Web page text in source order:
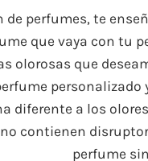
de perfumes, te
que vaya con tu
olorosas que
diferente a los
contienen
perfume